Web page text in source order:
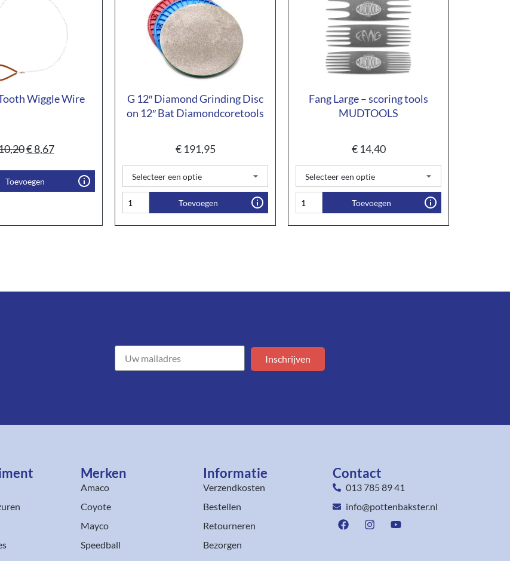
Wiggle Wire
€8,67
Toevoegen
G 12″ Diamond Grinding Disc
on 12″ Bat Diamondcoretools
€191,95
Toevoegen
Fang Large – scoring tools
MUDTOOLS
€14,40
Toevoegen
Inschrijven
Merken
Amaco
Coyote
Mayco
Speedball
Informatie
Verzendkosten
Bestellen
Retourneren
Bezorgen
Contact
013 785 89 41
info@pottenbakster.nl